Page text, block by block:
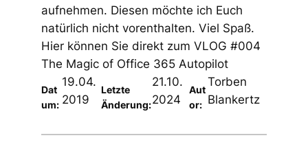
aufnehmen. Diesen möchte ich Euch
natürlich nicht vorenthalten. Viel Spaß.
Hier können Sie direkt zum VLOG #004
The Magic of Office 365 Autopilot
Dat
um:
19.04.
2019
Letzte
Änderung:
21.10.
2024
Aut
or:
Torben
Blankertz